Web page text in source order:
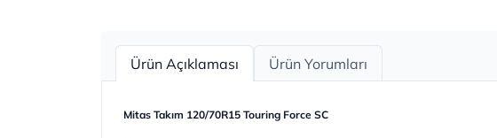
Ürün Açıklaması Ürün Yorumları
Mitas Takım 120/70R15 Touring Force SC